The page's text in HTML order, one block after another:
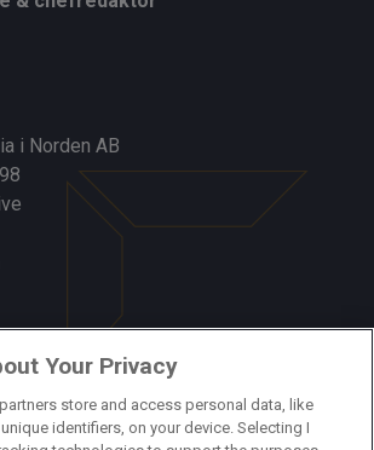
i Norden AB
Your Privacy
partners store and access personal data, like
identifiers, on your device. Selecting I